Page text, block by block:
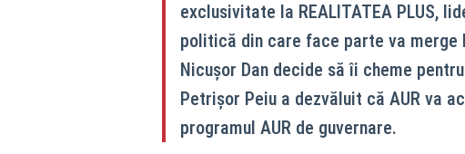
exclusivitate la REALITATEA PLUS,
politică din care face parte va
Nicușor Dan decide să îi cheme
Petrișor Peiu a dezvăluit că AUR va
programul AUR de guvernare.